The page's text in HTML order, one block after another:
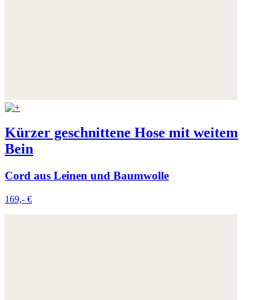
Kürzer geschnittene Hose mit weitem
Bein
Cord aus Leinen und Baumwolle
169,- €